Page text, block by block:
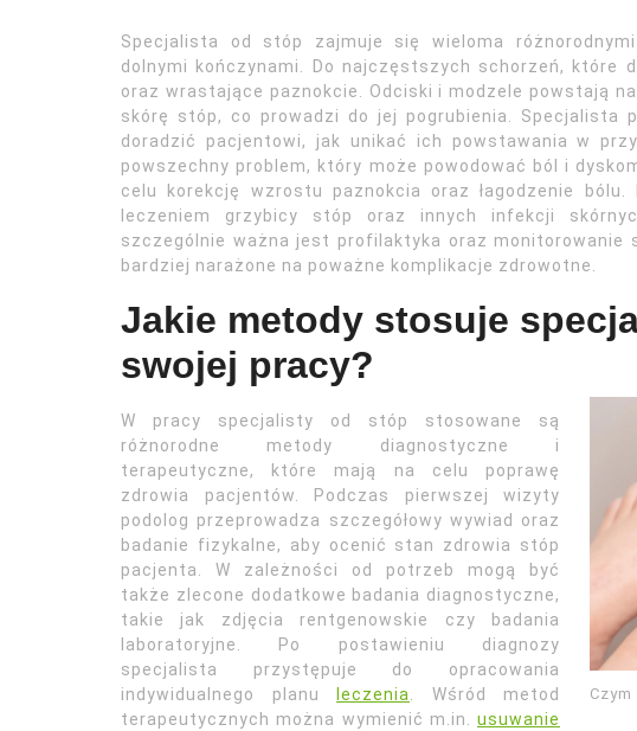
Specjalista od stóp zajmuje się wieloma
dolnymi kończynami. Do najczęstszych schorzeń, które
oraz wrastające paznokcie. Odciski i modzele powstają
skórę stóp, co prowadzi do jej pogrubienia.
doradzić pacjentowi, jak unikać ich powstawania w
powszechny problem, który może powodować ból i
celu korekcję wzrostu paznokcia oraz łagodzenie
leczeniem grzybicy stóp oraz innych infekcji
szczególnie ważna jest profilaktyka oraz monitorowanie
bardziej narażone na poważne komplikacje zdrowotne.
Jakie metody stosuje
swojej pracy?
W pracy specjalisty od stóp stosowane są
różnorodne metody diagnostyczne i
terapeutyczne, które mają na celu poprawę
zdrowia pacjentów. Podczas pierwszej wizyty
podolog przeprowadza szczegółowy wywiad oraz
badanie fizykalne, aby ocenić stan zdrowia stóp
pacjenta. W zależności od potrzeb mogą być
także zlecone dodatkowe badania diagnostyczne,
takie jak zdjęcia rentgenowskie czy badania
laboratoryjne. Po postawieniu diagnozy
specjalista przystępuje do opracowania
indywidualnego planu
leczenia. Wśród metod
terapeutycznych można wymienić m.in. usuwanie